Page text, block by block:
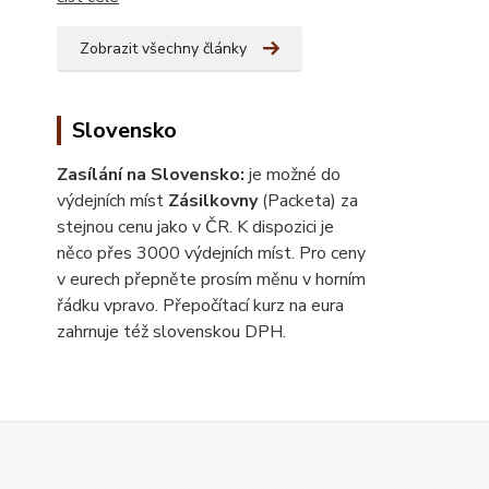
Zobrazit všechny články
Slovensko
Zasílání na Slovensko: je možné do
výdejních míst Zásilkovny(Packeta) za
stejnou cenu jako v ČR. K dispozici je
něco přes 3000 výdejních míst. Pro ceny
v eurech přepněte prosím měnu v horním
řádku vpravo. Přepočítací kurz na eura
zahrnuje též slovenskou DPH.